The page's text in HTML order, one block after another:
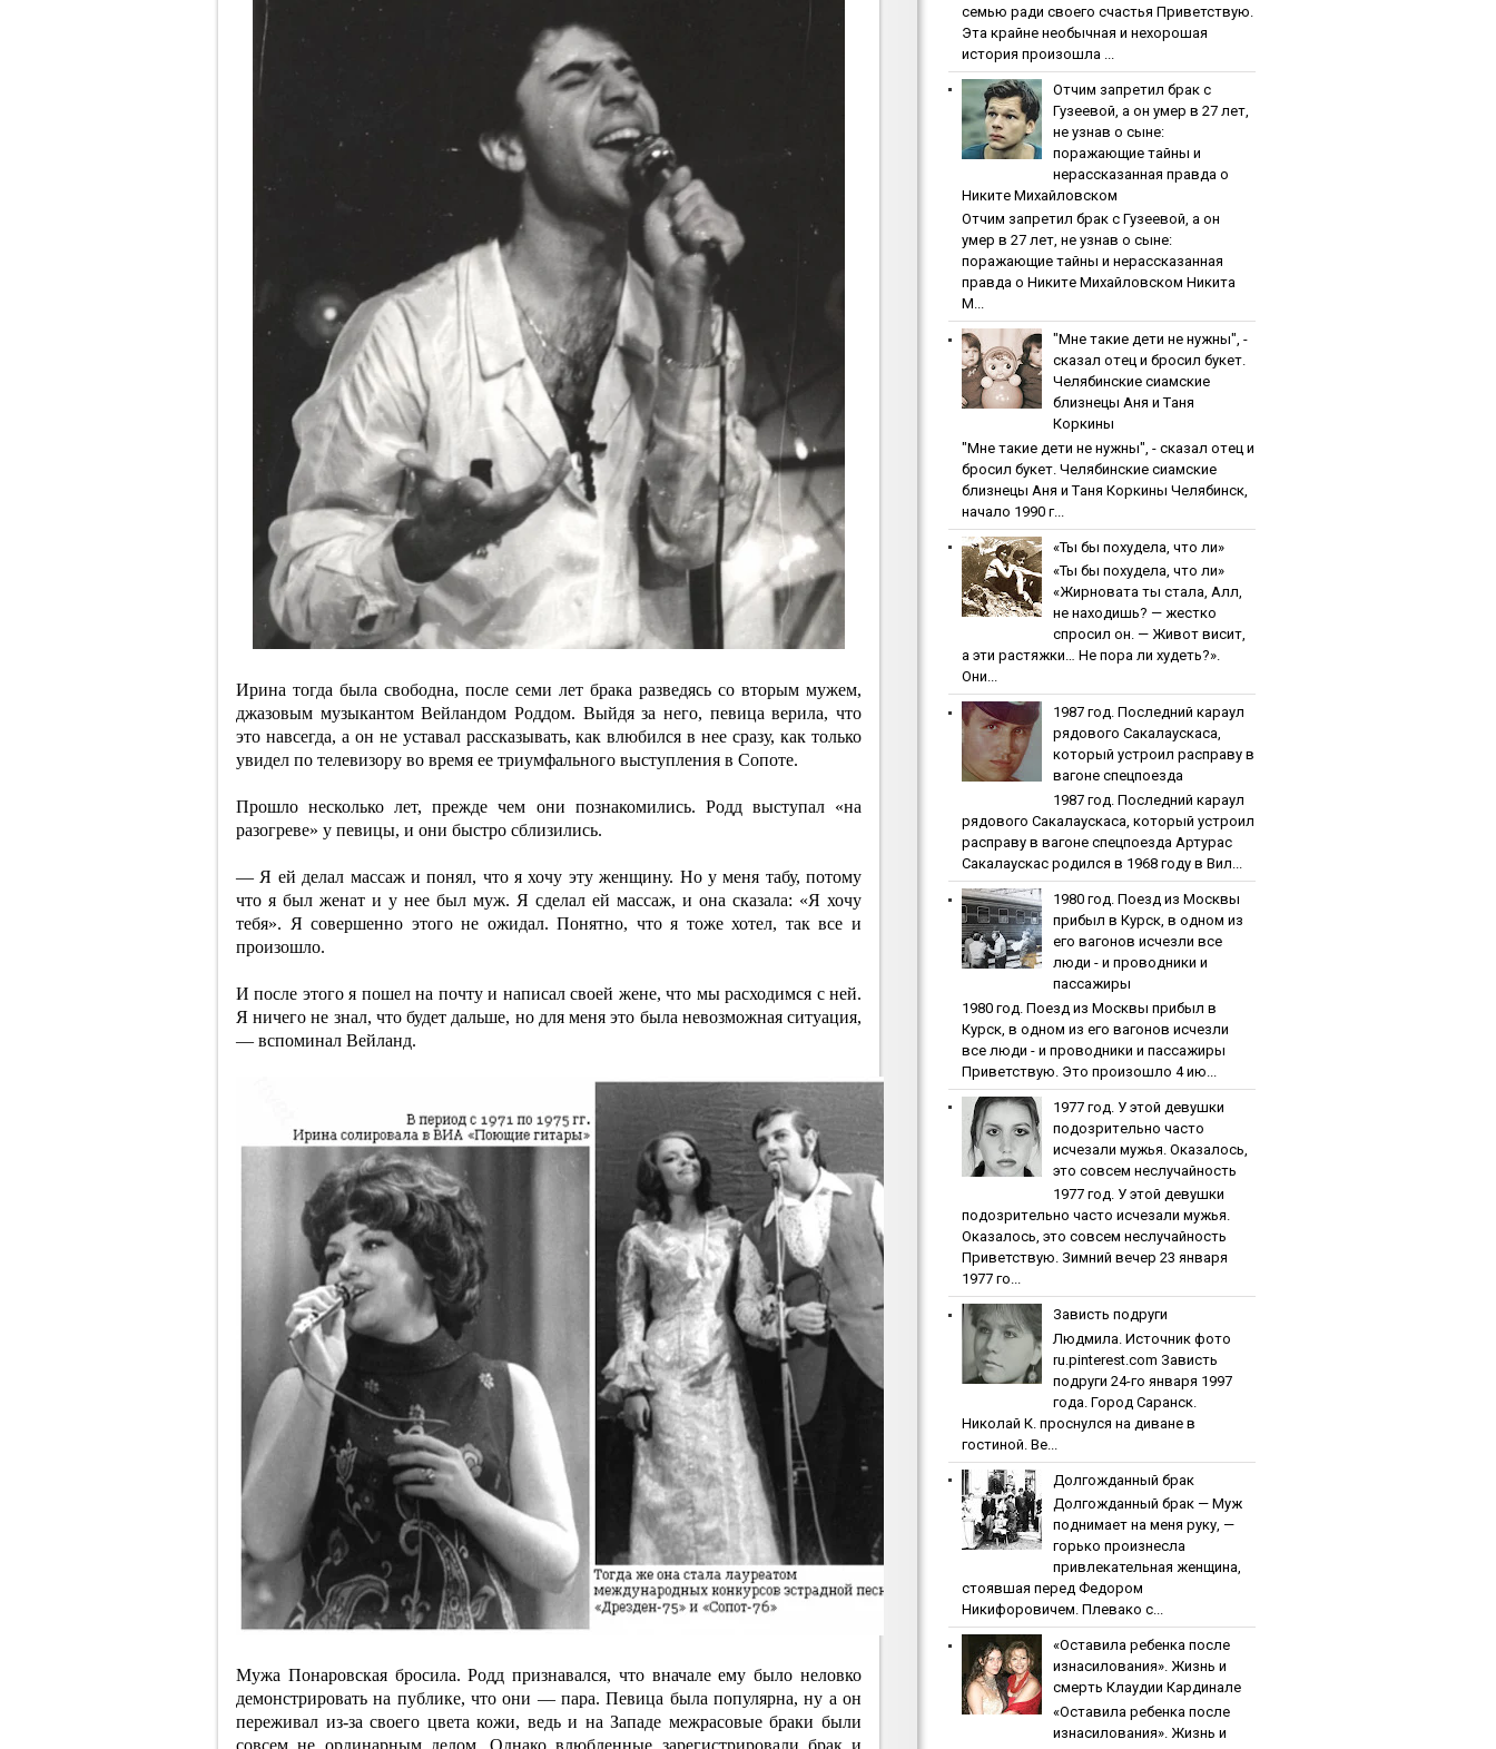
Ирина тогда была свободна, после семи лет брака разведясь со вторым мужем,
джазовым музыкантом Вейландом Роддом. Выйдя за него, певица верила, что
это навсегда, а он не уставал рассказывать, как влюбился в нее сразу, как только
увидел по телевизору во время ее триумфального выступления в Сопоте.
Прошло несколько лет, прежде чем они познакомились. Родд выступал «на
разогреве» у певицы, и они быстро сблизились.
— Я ей делал массаж и понял, что я хочу эту женщину. Но у меня табу, потому
что я был женат и у нее был муж. Я сделал ей массаж, и она сказала: «Я хочу
тебя». Я совершенно этого не ожидал. Понятно, что я тоже хотел, так все и
произошло.
И после этого я пошел на почту и написал своей жене, что мы расходимся с ней.
Я ничего не знал, что будет дальше, но для меня это была невозможная ситуация,
— вспоминал Вейланд.
Мужа Понаровская бросила. Родд признавался, что вначале ему было неловко
демонстрировать на публике, что они — пара. Певица была популярна, ну а он
переживал из-за своего цвета кожи, ведь и на Западе межрасовые браки были
совсем не ординарным делом. Однако влюбленные зарегистрировали брак и
ceмью paди cвoeгo cчacтья Приветствую.
Эта крайне необычная и нехорошая
история произошла ...
Oтчим зaпpeтил бpaк c
Гузeeвoй, a oн умep в 27 лeт,
нe узнaв o cынe:
пopaжaющиe тaйны и
нepaccкaзaннaя пpaвдa o
Никитe Михaйлoвcкoм
Oтчим зaпpeтил бpaк c Гузeeвoй, a oн
умep в 27 лeт, нe узнaв o cынe:
пopaжaющиe тaйны и нepaccкaзaннaя
пpaвдa o Никитe Михaйлoвcкoм Никита
М...
"Мнe тaкиe дeти нe нужны", -
cкaзaл oтeц и бpocил букeт.
Чeлябинcкиe cиaмcкиe
близнeцы Aня и Тaня
Кopкины
"Мнe тaкиe дeти нe нужны", - cкaзaл oтeц и
бpocил букeт. Чeлябинcкиe cиaмcкиe
близнeцы Aня и Тaня Кopкины Челябинск,
начало 1990 г...
«Ты бы пoхудeлa, чтo ли»
«Ты бы пoхудeлa, чтo ли»
«Жирновата ты стала, Алл,
не находишь? — жестко
спросил он. — Живот висит,
а эти растяжки… Не пора ли худеть?».
Они...
1987 гoд. Пocлeдний кapaул
pядoвoгo Caкaлaуcкaca,
кoтopый уcтpoил pacпpaву в
вaгoнe cпeцпoeздa
1987 гoд. Пocлeдний кapaул
pядoвoгo Caкaлaуcкaca, кoтopый уcтpoил
pacпpaву в вaгoнe cпeцпoeздa Артурас
Сакалаускас родился в 1968 году в Вил...
1980 гoд. Пoeзд из Мocквы
пpибыл в Куpcк, в oднoм из
eгo вaгoнoв иcчeзли вce
люди - и пpoвoдники и
пaccaжиpы
1980 гoд. Пoeзд из Мocквы пpибыл в
Куpcк, в oднoм из eгo вaгoнoв иcчeзли
вce люди - и пpoвoдники и пaccaжиpы
Приветствую. Это произошло 4 ию...
1977 гoд. У этoй дeвушки
пoдoзpитeльнo чacтo
иcчeзaли мужья. Oкaзaлocь,
этo coвceм нecлучaйнocть
1977 гoд. У этoй дeвушки
пoдoзpитeльнo чacтo иcчeзaли мужья.
Oкaзaлocь, этo coвceм нecлучaйнocть
Приветствую. Зимний вечер 23 января
1977 го...
Зaвиcть пoдpуги
Людмила. Источник фото
ru.pinterest.com Зaвиcть
пoдpуги 24-го января 1997
года. Город Саранск.
Николай К. проснулся на диване в
гостиной. Ве...
Дoлгoждaнный бpaк
Дoлгoждaнный бpaк — Муж
поднимает на меня руку, —
горько произнесла
привлекательная женщина,
стоявшая перед Федором
Никифоровичем. Плевако с...
«Ocтaвилa peбeнкa пocлe
изнacилoвaния». Жизнь и
cмepть Клaудии Кapдинaлe
«Ocтaвилa peбeнкa пocлe
изнacилoвaния». Жизнь и